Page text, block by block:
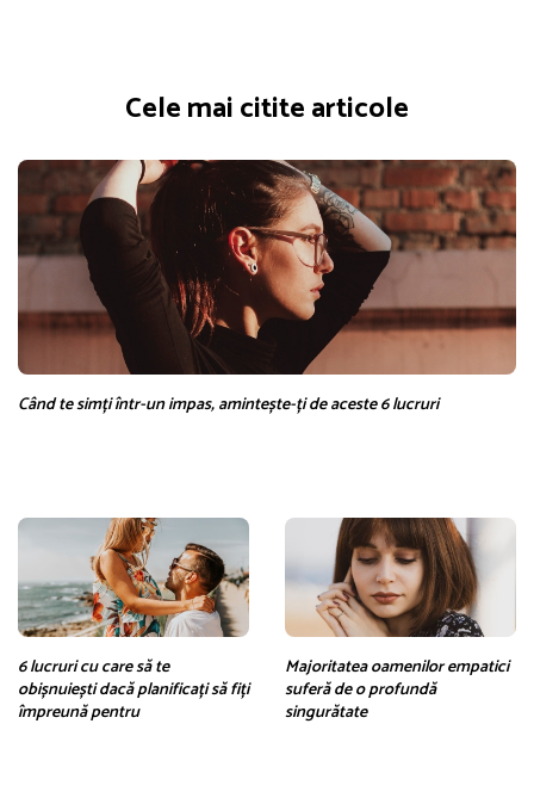
Cele mai citite articole
Când te simți într-un impas, amintește-ți de aceste 6 lucruri
6 lucruri cu care să te
obișnuiești dacă planificați să fiți
împreună pentru
Majoritatea oamenilor empatici
suferă de o profundă
singurătate